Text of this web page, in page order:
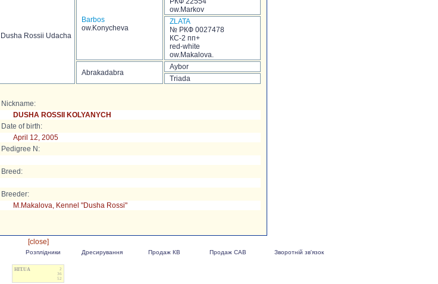
Dusha Rossii Udacha
Barbos
ow.Konycheva
ow.Markov
ZLATA
№ РКФ 0027478
КС-2 пп+
red-white
ow.Makalova.
Abrakadabra
Aybor
Triada
Nickname:
DUSHA ROSSII KOLYANYCH
Date of birth:
April 12, 2005
Pedigree N:
Breed:
Breeder:
M.Makalova, Kennel "Dusha Rossi"
[close]
Розплідники Дресирування Продаж КВ Продаж САВ Зворотній зв'язок
HIT.UA
2
36
52